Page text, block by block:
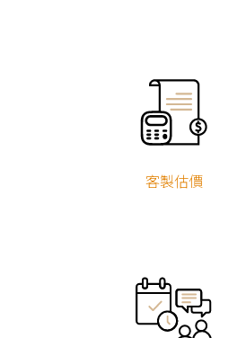
客製估價
建材裝飾
狸知道嗎